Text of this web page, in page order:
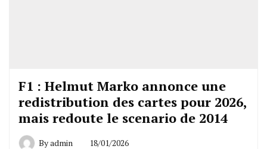
F1 : Helmut Marko annonce une
redistribution des cartes pour 2026,
mais redoute le scenario de 2014
Byadmin 18/01/2026